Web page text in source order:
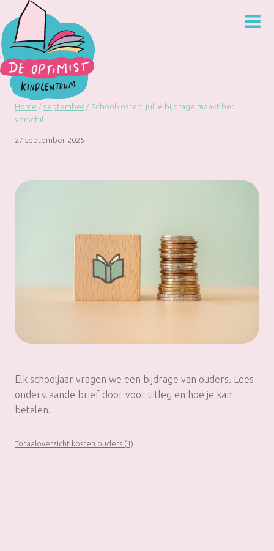
Doorgaan
naar
inhoud
Home /september / Schoolkosten: jullie bijdrage maakt het
verschil
27 september 2025
Elk schooljaar vragen we een bijdrage van ouders. Lees
onderstaande brief door voor uitleg en hoe je kan
betalen.
Totaaloverzicht kosten ouders (1)